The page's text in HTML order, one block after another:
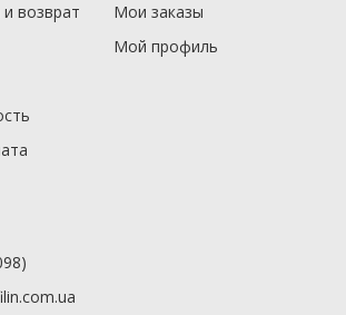
возврат
Мои заказы
Мой профиль